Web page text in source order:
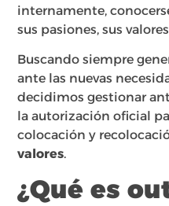
internamente,
sus pasiones, sus
Buscando siempre
ante las nuevas
decidimos gestionar
la autorización oficial
colocación y
valores.
¿Qué es